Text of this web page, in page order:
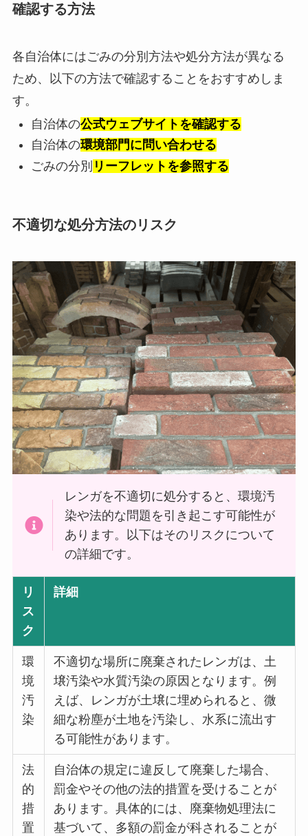
確認する方法
各自治体にはごみの分別方法や処分方法が異なる
ため、以下の方法で確認することをおすすめしま
す。
自治体の公式ウェブサイトを確認する
自治体の環境部門に問い合わせる
ごみの分別 リーフレットを参照する
不適切な処分方法のリスク
レンガを不適切に処分すると、環境汚
染や法的な問題を引き起こす可能性が
あります。以下はそのリスクについて
の詳細です。
リ
ス
ク
詳細
環
境
汚
染
不適切な場所に廃棄されたレンガは、土
壌汚染や水質汚染の原因となります。例
えば、レンガが土壌に埋められると、微
細な粉塵が土地を汚染し、水系に流出す
る可能性があります。
法
的
措
置
自治体の規定に違反して廃棄した場合、
罰金やその他の法的措置を受けることが
あります。具体的には、廃棄物処理法に
基づいて、多額の罰金が科されることが